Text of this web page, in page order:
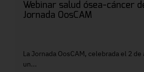
Webinar salud ósea-cáncer
Jornada OosCAM
La Jornada OosCAM, celebrada el 2
un...